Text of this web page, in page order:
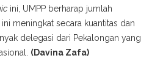
ini, UMPP berharap jumlah
meningkat secara kuantitas dan
delegasi dari Pekalongan yang
(Davina Zafa)